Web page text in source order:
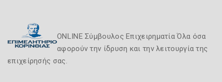
ONLINE Σύμβουλος Επιχειρηματία Όλα όσα
αφορούν την ίδρυση και την λειτουργία της
επιχείρησής σας.